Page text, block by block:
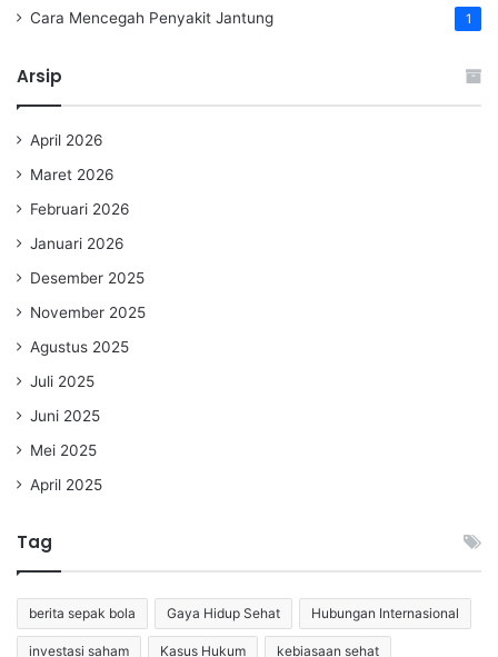
Cara Mencegah Penyakit Jantung 1
Arsip
April 2026
Maret 2026
Februari 2026
Januari 2026
Desember 2025
November 2025
Agustus 2025
Juli 2025
Juni 2025
Mei 2025
April 2025
Tag
berita sepak bola Gaya Hidup Sehat Hubungan Internasional
investasi saham Kasus Hukum kebiasaan sehat